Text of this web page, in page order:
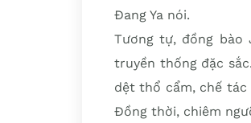
Đang Ya nói.
Tương tự, đồng bào
truyền thống đặc
dệt thổ cẩm, chế
Đồng thời, chiêm